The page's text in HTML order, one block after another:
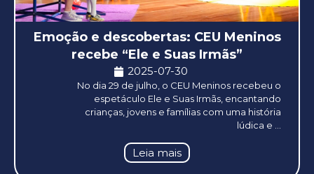
Emoção e descobertas: CEU Meninos
recebe “Ele e Suas Irmãs”
2025-07-30
No dia 29 de julho, o CEU Meninos recebeu o
espetáculo Ele e Suas Irmãs, encantando
crianças, jovens e famílias com uma história
lúdica e ...
Leia mais